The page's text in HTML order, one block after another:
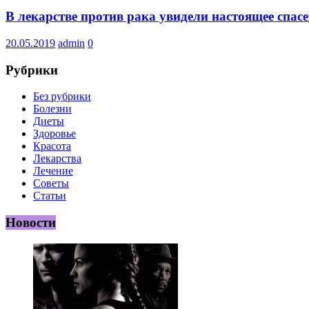
В лекарстве против рака увидели настоящее
20.05.2019 admin 0
Рубрики
Без рубрики
Болезни
Диеты
Здоровье
Красота
Лекарства
Лечение
Советы
Статьи
Новости